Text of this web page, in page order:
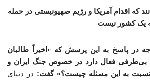
که اقدام آمریکا و رژیم صهیونیستی در حمله
یک کشور نیست
در پاسخ به این پرسش که «اخیراً طالبان
بی‌طرفی فعال دارد در خصوص جنگ ایران و
نسبت به این مسئله چیست؟» گفت: در دنیای